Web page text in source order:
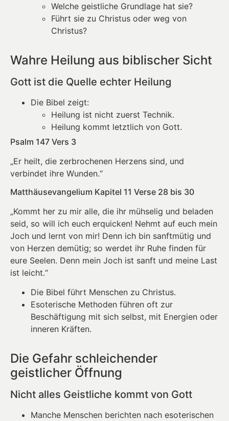
Welche geistliche Grundlage hat sie?
Führt sie zu Christus oder weg von
Christus?
Wahre Heilung aus biblischer Sicht
Gott ist die Quelle echter Heilung
Die Bibel zeigt:
Heilung ist nicht zuerst Technik.
Heilung kommt letztlich von Gott.
Psalm 147 Vers 3
„Er heilt, die zerbrochenen Herzens sind, und
verbindet ihre Wunden.“
Matthäusevangelium Kapitel 11 Verse 28 bis 30
„Kommt her zu mir alle, die ihr mühselig und beladen
seid, so will ich euch erquicken! Nehmt auf euch mein
Joch und lernt von mir! Denn ich bin sanftmütig und
von Herzen demütig; so werdet ihr Ruhe finden für
eure Seelen. Denn mein Joch ist sanft und meine Last
ist leicht.“
Die Bibel führt Menschen zu Christus.
Esoterische Methoden führen oft zur
Beschäftigung mit sich selbst, mit Energien oder
inneren Kräften.
Die Gefahr schleichender
geistlicher Öffnung
Nicht alles Geistliche kommt von Gott
Manche Menschen berichten nach esoterischen